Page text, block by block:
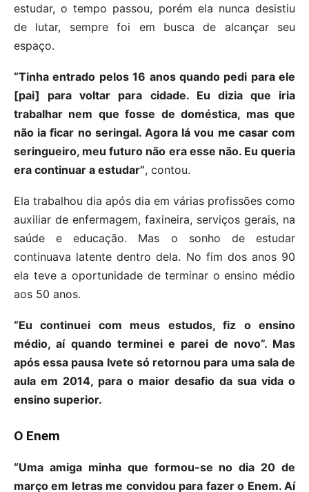
estudar, o tempo passou, porém ela nunca desistiu
de lutar, sempre foi em busca de alcançar seu
espaço.
“Tinha entrado pelos 16 anos quando pedi para ele
[pai] para voltar para cidade. Eu dizia que iria
trabalhar nem que fosse de doméstica, mas que
não ia ficar no seringal. Agora lá vou me casar com
seringueiro, meu futuro não era esse não. Eu queria
era continuar a estudar”, contou.
Ela trabalhou dia após dia em várias profissões como
auxiliar de enfermagem, faxineira, serviços gerais, na
saúde e educação. Mas o sonho de estudar
continuava latente dentro dela. No fim dos anos 90
ela teve a oportunidade de terminar o ensino médio
aos 50 anos.
“Eu continuei com meus estudos, fiz o ensino
médio, aí quando terminei e parei de novo”. Mas
após essa pausa Ivete só retornou para uma sala de
aula em 2014, para o maior desafio da sua vida o
ensino superior.
O Enem
“Uma amiga minha que formou-se no dia 20 de
março em letras me convidou para fazer o Enem. Aí